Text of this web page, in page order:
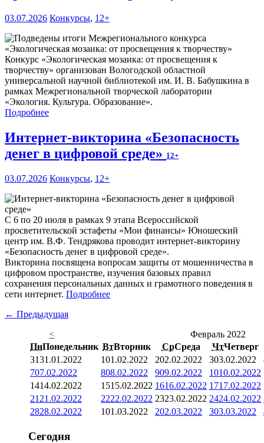
03.07.2026 Конкурсы, 12+
Конкурс «Экологическая мозаика: от просвещения к
творчеству» организован Вологодской областной
универсальной научной библиотекой им. И. В. Бабушкина в
рамках Межрегиональной творческой лаборатории
«Экология. Культура. Образование».
Подробнее
Интернет-викторина «Безопасность
денег в цифровой среде» 12+
03.07.2026 Конкурсы, 12+
С 6 по 20 июля в рамках 9 этапа Всероссийской
просветительской эстафеты «Мои финансы» Юношеский
центр им. В.Ф. Тендрякова проводит интернет-викторину
«Безопасность денег в цифровой среде».
Викторина посвящена вопросам защиты от мошенничества в
цифровом пространстве, изучения базовых правил
сохранения персональных данных и грамотного поведения в
сети интернет. Подробнее
← Предыдущая
<
Февраль 2022
ПнПонедельник ВтВторник СрСреда ЧтЧетверг
3131.01.2022 101.02.2022 202.02.2022 303.02.2022
707.02.2022 808.02.2022 909.02.2022 1010.02.2022
1414.02.2022 1515.02.2022 1616.02.2022 1717.02.2022
21 21.02.2022 2222.02.2022 2323.02.2022 2424.02.2022
2828.02.2022 101.03.2022 202.03.2022 303.03.2022
Сегодня